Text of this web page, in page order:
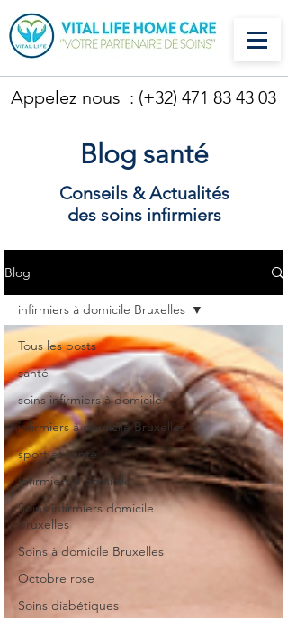
Appelez nous : (+32) 471 83 43 03
Blog santé
Conseils & Actualités
des soins infirmiers
Blog
Tous les posts
santé
soins infirmiers à domicile
infirmiers à domicile Bruxelles
sport et santé
Infirmiers à domicile
Soins infirmiers domicile
bruxelles
Soins à domicile Bruxelles
Octobre rose
Soins diabétiques
infirmiers à domicile Bruxelles